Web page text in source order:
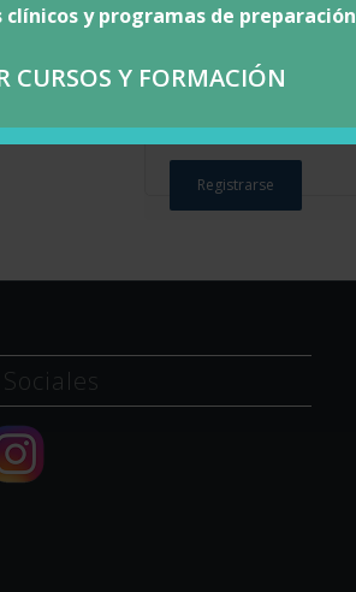
Se enviará un
electrónico para
Registrarse
clínicos y programas de
CURSOS Y FORMACIÓN